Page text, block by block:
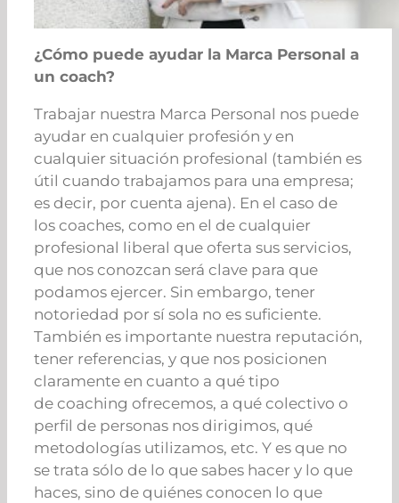
¿Cómo puede ayudar la Marca Personal a
un coach?
Trabajar nuestra Marca Personal nos puede
ayudar en cualquier profesión y en
cualquier situación profesional (también es
útil cuando trabajamos para una empresa;
es decir, por cuenta ajena). En el caso de
los coaches, como en el de cualquier
profesional liberal que oferta sus servicios,
que nos conozcan será clave para que
podamos ejercer. Sin embargo, tener
notoriedad por sí sola no es suficiente.
También es importante nuestra reputación,
tener referencias, y que nos posicionen
claramente en cuanto a qué tipo
de coaching ofrecemos, a qué colectivo o
perfil de personas nos dirigimos, qué
metodologías utilizamos, etc. Y es que no
se trata sólo de lo que sabes hacer y lo que
haces, sino de quiénes conocen lo que